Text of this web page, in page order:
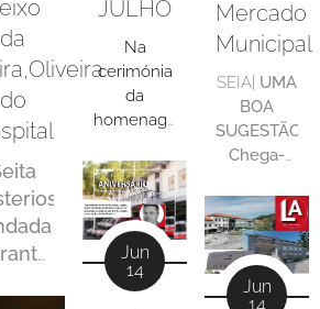
da
do
JULHO
Na
cerimónia
da
homenagem
atribuição
dos
prémios
de Mérito,
a Câmara
Municipal
Mercado
Municipal
SEIA| UMA
BOA
SUGESTÃO
Chega-
informação
que
decorrem
obras de
pormenor
Jun
14
Jun
14